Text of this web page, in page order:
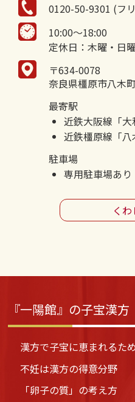
0120-50-9301 (フ
10:00～18:00
定休日：木曜・日
〒634-0078
奈良県橿原市八木
最寄駅
近鉄大阪線「
近鉄橿原線「
駐車場
専用駐車場あり
く
『一陽館』の子宝漢方
漢方で子宝に恵まれるた
不妊は漢方の得意分野
「卵子の質」の考え方